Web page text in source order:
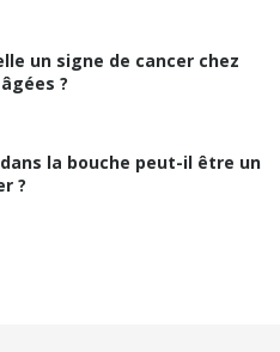
un signe de cancer chez
?
la bouche peut-il être un
?